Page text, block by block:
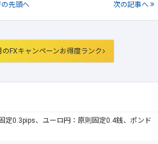
先頭へ 次の記事へ
のFXキャンペーンお得度ランク
0.3pips、ユーロ円：原則固定0.4銭、ポンド